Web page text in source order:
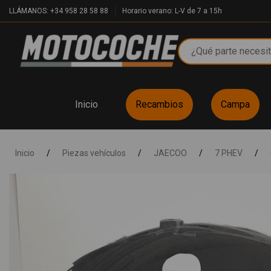
LLÁMANOS: +34 958 28 58 88 Horario verano: L-V de 7 a 15h
Inicio Recambios Campa
Inicio / Piezas vehículos / JAECOO / 7 PHEV /